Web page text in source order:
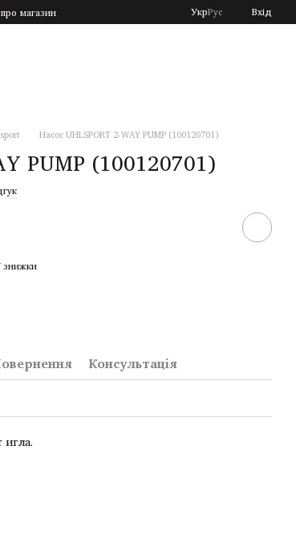
магазин УкрРус Вхід
Насос UHLSPORT 2-WAY PUMP (100120701)
PUMP (100120701)
знижки
Консультація